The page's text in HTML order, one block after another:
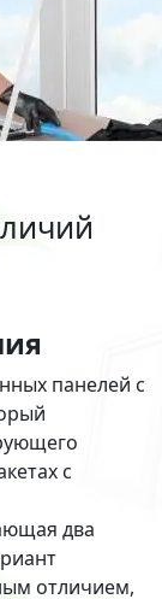
панелей с
с
два
отличием,